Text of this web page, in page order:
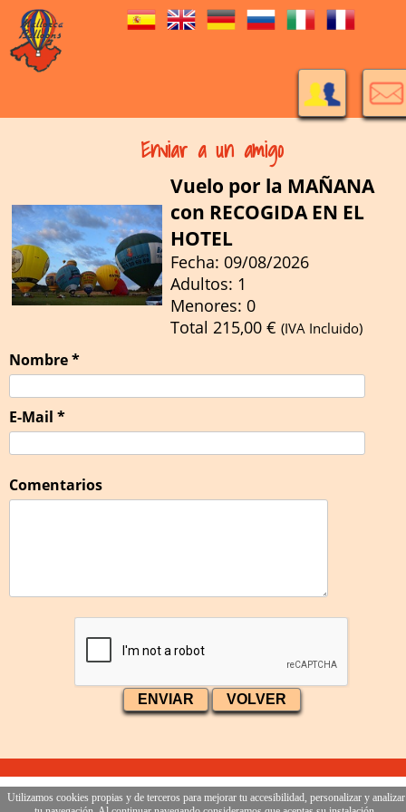
Utilizamos cookies propias y de terceros para mejorar tu accesibilidad, personalizar y analizar
Enviar a un amigo
Vuelo por la MAÑANA
con RECOGIDA EN EL
HOTEL
Fecha: 09/08/2026
Adultos: 1
Menores: 0
Total 215,00 € (IVA Incluido)
Nombre *
E-Mail *
Comentarios